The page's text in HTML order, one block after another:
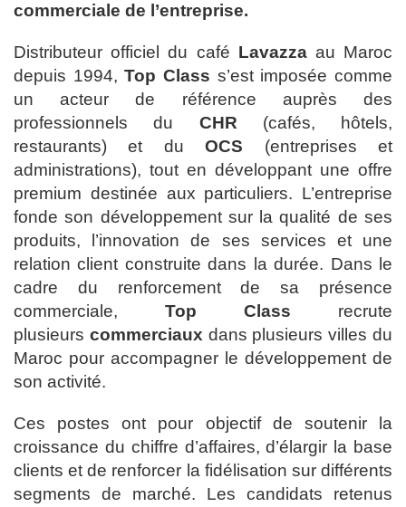
commerciale de l’entreprise.
Distributeur officiel du café Lavazzaau Maroc
depuis 1994,Top Class s’est imposée comme
un acteur de référence auprès des
professionnels du CHR (cafés, hôtels,
restaurants) et duOCS (entreprises et
administrations), tout en développant une offre
premium destinée aux particuliers. L’entreprise
fonde son développement sur la qualité de ses
produits, l’innovation de ses services et une
relation client construite dans la durée. Dans le
cadre du renforcement de sa présence
commerciale, Top Class recrute
plusieurs commerciaux dans plusieurs villes du
Maroc pour accompagner le développement de
son activité.
Ces postes ont pour objectif de soutenir la
croissance du chiffre d’affaires, d’élargir la base
clients et de renforcer la fidélisation sur différents
segments de marché. Les candidats retenus